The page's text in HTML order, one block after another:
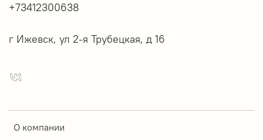
О компании
+73412300638
г Ижевск, ул 2-я Трубецкая, д 16